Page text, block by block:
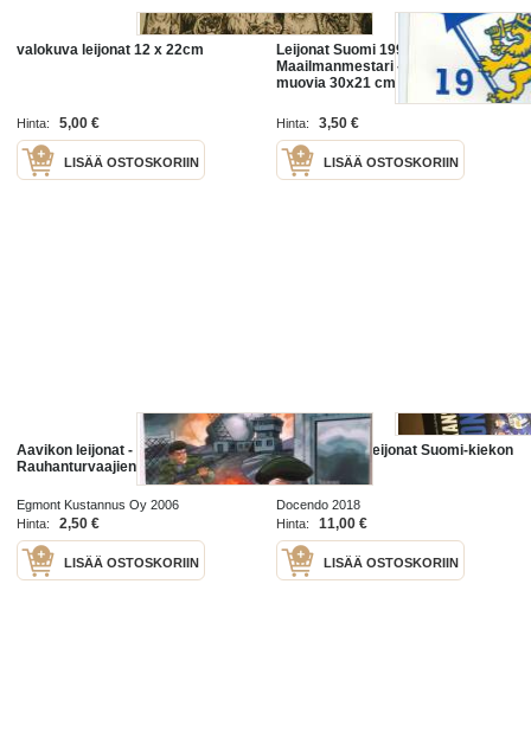
valokuva leijonat 12 x 22cm
Hinta: 5,00 €
LISÄÄ OSTOSKORIIN
Leijonat Suomi 1995
Maailmanmestari - viiri lippu
muovia 30x21 cm
Hinta: 3,50 €
LISÄÄ OSTOSKORIIN
Aavikon leijonat -
Rauhanturvaajien Korkeajännitys
Egmont Kustannus Oy 2006
Hinta:
2,50 €
LISÄÄ OSTOSKORIIN
Koko kansan leijonat Suomi-kiekon
historia
Docendo 2018
Hinta:
11,00 €
LISÄÄ OSTOSKORIIN